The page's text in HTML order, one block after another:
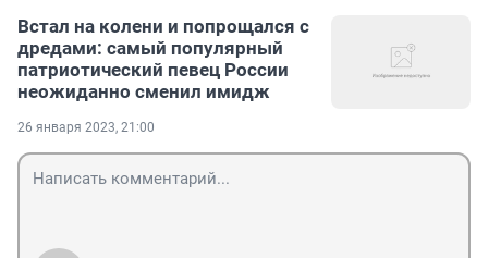
Встал на колени и попрощался с
дредами: самый популярный
патриотический певец России
неожиданно сменил имидж
26 января 2023, 21:00